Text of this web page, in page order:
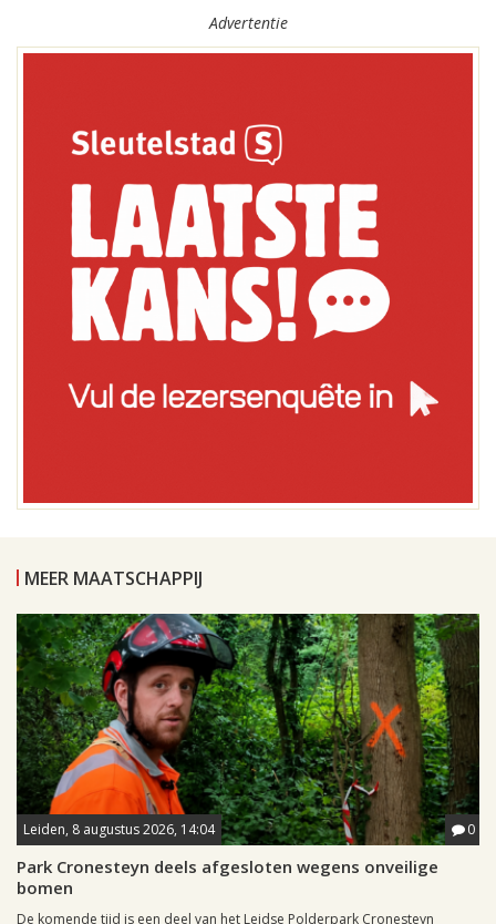
Advertentie
MEER MAATSCHAPPIJ
Leiden, 8 augustus 2026, 14:04 0
Park Cronesteyn deels afgesloten wegens onveilige
bomen
De komende tijd is een deel van het Leidse Polderpark Cronesteyn